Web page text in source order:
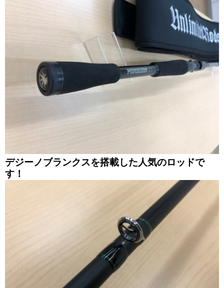
デジーノブランクスを搭載した人気のロッドで
す！